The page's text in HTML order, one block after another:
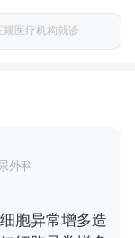
医疗机构就诊
外科
胞异常增多造